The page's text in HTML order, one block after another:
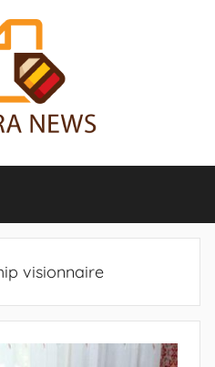
visionnaire